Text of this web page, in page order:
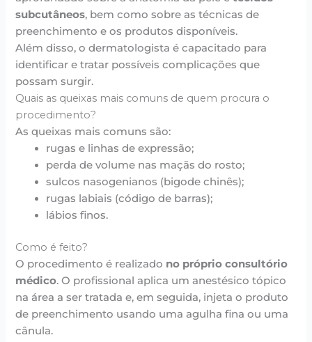
subcutâneos, bem como sobre as técnicas de
preenchimento e os produtos disponíveis.
Além disso, o dermatologista é capacitado para
identificar e tratar possíveis complicações que
possam surgir.
Quais as queixas mais comuns de quem procura o
procedimento?
As queixas mais comuns são:
rugas e linhas de expressão;
perda de volume nas maçãs do rosto;
sulcos nasogenianos (bigode chinês);
rugas labiais (código de barras);
lábios finos.
Como é feito?
O procedimento é realizado no próprio consultório
médico. O profissional aplica um anestésico tópico
na área a ser tratada e, em seguida, injeta o produto
de preenchimento usando uma agulha fina ou uma
cânula.